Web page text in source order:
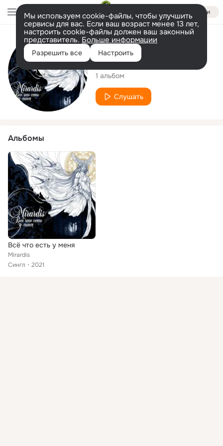
Войти
Мы используем cookie-файлы, чтобы улучшить
сервисы для вас. Если ваш возраст менее 13 лет,
настроить cookie-файлы должен ваш законный
представитель. Больше информации
Разрешить все Настроить
Исполнитель
Mirardis
1 альбом
Слушать
Альбомы
Всё что есть у меня
Mirardis
Сингл
2021